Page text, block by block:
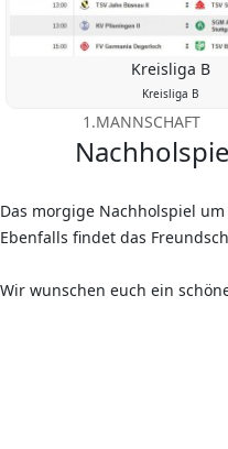
Kreisliga B
Kreisliga B
1.MANNSCHAFT
Das morgige Nachholspiel
Ebenfalls findet das
Wir wunschen euch ein